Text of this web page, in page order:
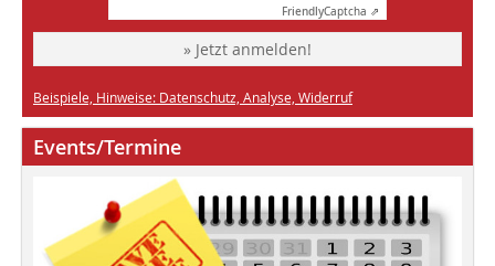
FriendlyCaptcha ⇗
» Jetzt anmelden!
Beispiele, Hinweise: Datenschutz, Analyse, Widerruf
Events/Termine